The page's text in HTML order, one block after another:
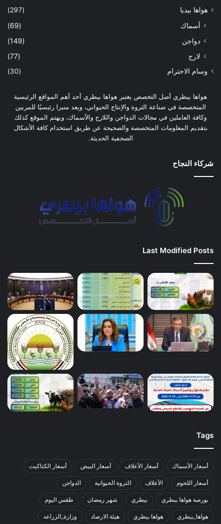
هواها بيديا
(297)
أسماك
(69)
دواجن
(149)
لارج
(77)
وسام الاحترام (30)
هواها بيطري أصل التخصص يعتبر هواها بيطري أحد أهم المواقع الرئيسية
المتخصصة في صناعة الثروة والإنتاج الحيواني، ويعد منبرا رئيسيًا للمربين
وكافة العاملين في مجالات الدواجن واللارج والأسماك، ويهتم الموقع كذلك
بتقديم المعلومات المتخصصة والصحيحة عن طريق استخدام كافة الأشكال
الصحفية الحديثة.
شركاء النجاح
Last Modified Posts
Tags
أسعار الأسماك أسعار الأعلاف أسعار البيض أسعار الكتاكيت
أسعار اللحوم الأعلاف الثروة الحيوانية الدواجن
بورصة هواها بيطري بيطري شهر رمضان طقس اليوم
هواها_بيطري هواها بيطري هيئة الارصاد وزارة_الزراعه